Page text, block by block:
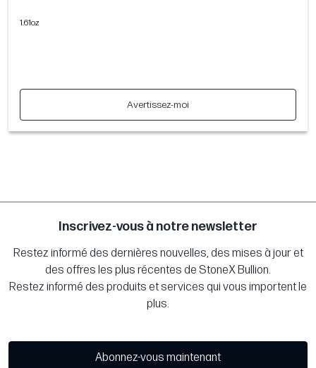
1.61oz
Avertissez-moi
Inscrivez-vous à notre newsletter
Restez informé des dernières nouvelles, des mises à jour et
des offres les plus récentes de StoneX Bullion.
Restez informé des produits et services qui vous importent le
plus.
Abonnez-vous maintenant